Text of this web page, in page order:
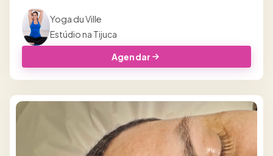
Yoga du Ville
Estúdio na Tijuca
Agendar